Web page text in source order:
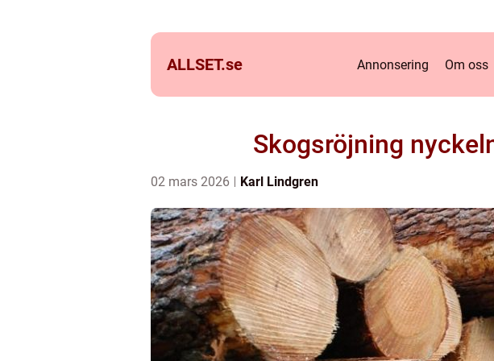
ALLSET.se Annonsering Om oss
Skogsröjning
02 mars 2026 Karl Lindgren